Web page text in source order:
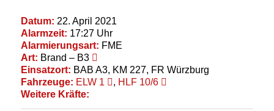
Datum: 22. April 2021
Alarmzeit: 17:27 Uhr
Alarmierungsart: FME
Art: Brand – B3
Einsatzort: BAB A3, KM 227, FR Würzburg
Fahrzeuge: ELW 1 , HLF 10/6
Weitere Kräfte: